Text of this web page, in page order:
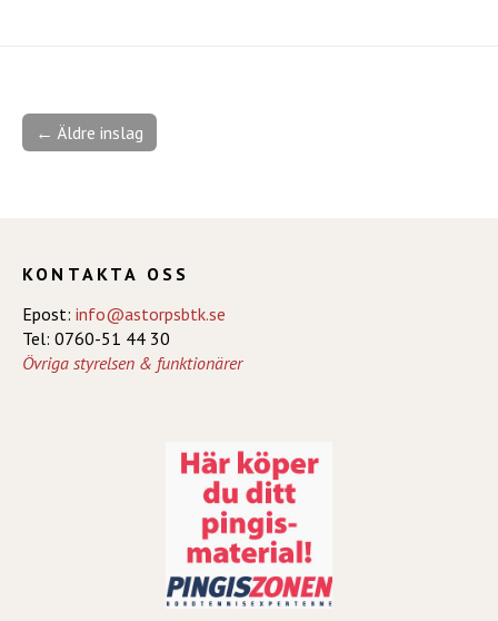
← Äldre inslag
KONTAKTA OSS
Epost: info@astorpsbtk.se
Tel: 0760-51 44 30
Övriga styrelsen & funktionärer